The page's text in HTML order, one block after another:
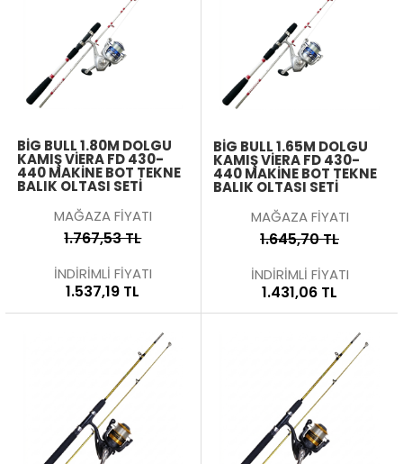
BIG BULL 1.80M DOLGU
KAMIŞ VIERA FD 430-
440 MAKINE BOT TEKNE
BALIK OLTASI SETI
MAĞAZA FİYATI
1.767,53 TL
İNDİRİMLİ FİYATI
1.537,19 TL
BIG BULL 1.65M DOLGU
KAMIŞ VIERA FD 430-
440 MAKINE BOT TEKNE
BALIK OLTASI SETI
MAĞAZA FİYATI
1.645,70 TL
İNDİRİMLİ FİYATI
1.431,06 TL